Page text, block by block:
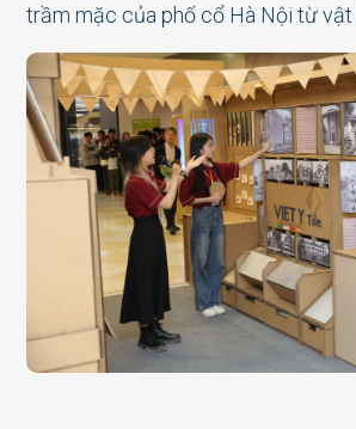
trầm mặc của phố cổ Hà Nội từ vật